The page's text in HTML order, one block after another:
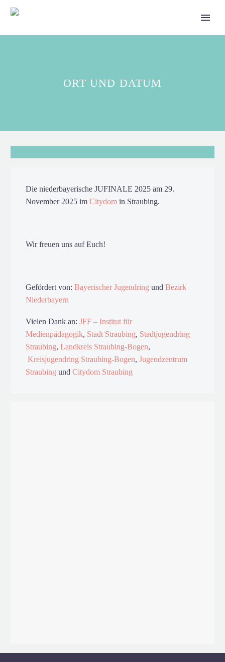
ORT UND DATUM
Die niederbayerische JUFINALE 2025 am 29.
November 2025 im Citydom in Straubing.
Wir freuen uns auf Euch!
Gefördert von: Bayerischer Jugendring und Bezirk
Niederbayern
Vielen Dank an: JFF – Institut für
Medienpädagogik, Stadt Straubing, Stadtjugendring
Straubing, Landkreis Straubing-Bogen,
Kreisjugendring Straubing-Bogen, Jugendzentrum
Straubing und Citydom Straubing